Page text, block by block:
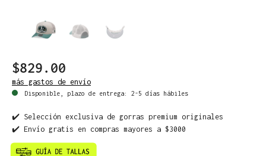
$829.00
más gastos de envío
Disponible, plazo de entrega: 2-5 días hábiles
✔️ Selección exclusiva de gorras premium originales
✔️ Envío gratis en compras mayores a $3000